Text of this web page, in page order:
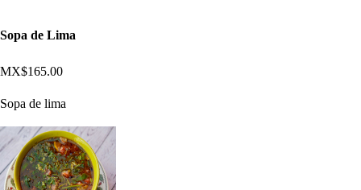
Sopa de Lima
MX$165.00
Sopa de lima